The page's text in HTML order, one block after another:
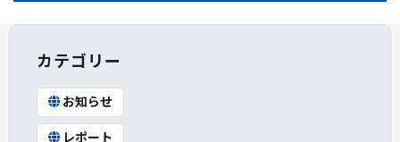
カテゴリー
お知らせ
レポート